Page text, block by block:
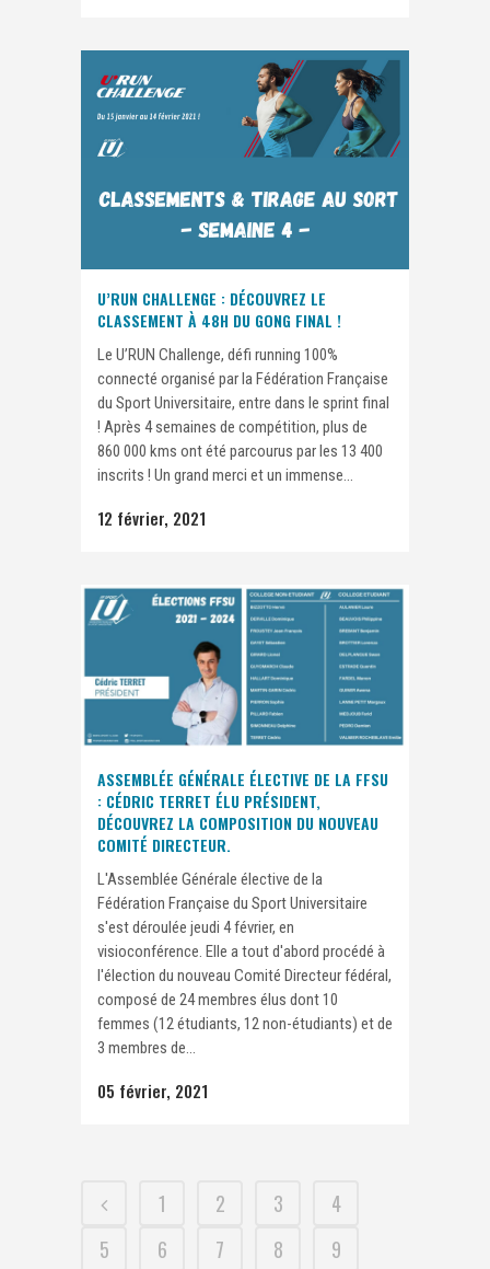
U’RUN CHALLENGE : DÉCOUVREZ LE
CLASSEMENT À 48H DU GONG FINAL !
Le U’RUN Challenge, défi running 100%
connecté organisé par la Fédération Française
du Sport Universitaire, entre dans le sprint final
! Après 4 semaines de compétition, plus de
860 000 kms ont été parcourus par les 13 400
inscrits ! Un grand merci et un immense...
12 février, 2021
ASSEMBLÉE GÉNÉRALE ÉLECTIVE DE LA FFSU
: CÉDRIC TERRET ÉLU PRÉSIDENT,
DÉCOUVREZ LA COMPOSITION DU NOUVEAU
COMITÉ DIRECTEUR.
L'Assemblée Générale élective de la
Fédération Française du Sport Universitaire
s'est déroulée jeudi 4 février, en
visioconférence. Elle a tout d'abord procédé à
l'élection du nouveau Comité Directeur fédéral,
composé de 24 membres élus dont 10
femmes (12 étudiants, 12 non-étudiants) et de
3 membres de...
05 février, 2021
1 2 3
4
5
6 7 8
9